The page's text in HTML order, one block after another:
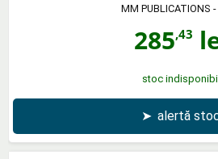
MM PUBLICATIONS
285,43
stoc indisponibil
➤ alertă